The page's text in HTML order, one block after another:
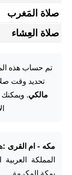
صلاة المَغرب
صلاة العِشاء
تم حساب هذه
تحديد وقت
مالكي.
مكه - ام القرى :
المملكة